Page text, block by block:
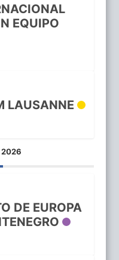
EQUIPO
LAUSANNE
2026
DE EUROPA